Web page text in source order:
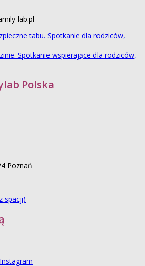
lab.pl
tabu. Spotkanie dla rodziców,
Spotkanie wspierające dla rodziców,
Polska
Poznań
spacji)
Instagram